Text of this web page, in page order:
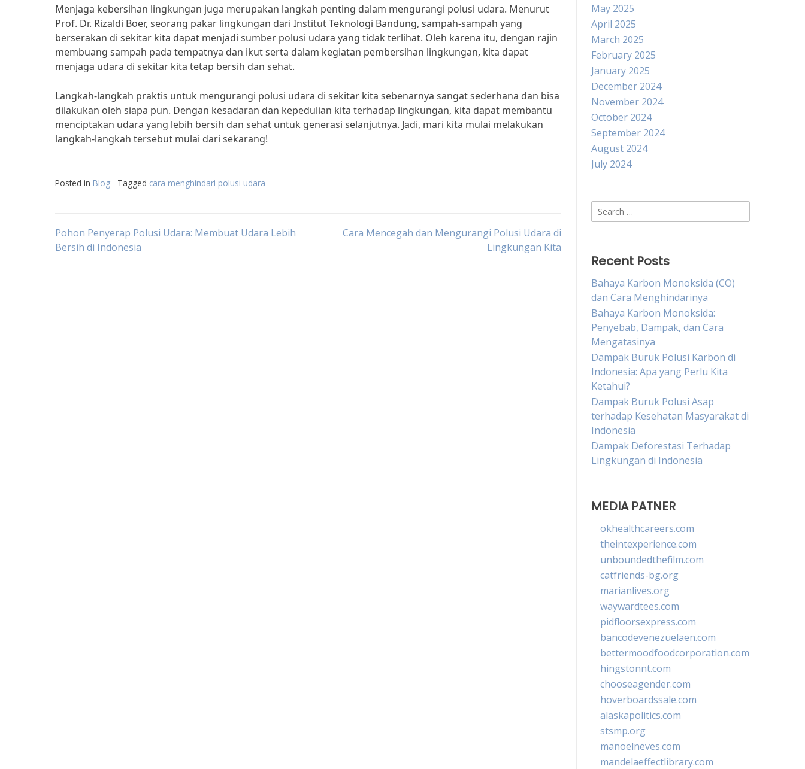
Menjaga kebersihan lingkungan juga merupakan langkah penting dalam mengurangi polusi udara. Menurut
Prof. Dr. Rizaldi Boer, seorang pakar lingkungan dari Institut Teknologi Bandung, sampah-sampah yang
berserakan di sekitar kita dapat menjadi sumber polusi udara yang tidak terlihat. Oleh karena itu, dengan rajin
membuang sampah pada tempatnya dan ikut serta dalam kegiatan pembersihan lingkungan, kita dapat
menjaga udara di sekitar kita tetap bersih dan sehat.
Langkah-langkah praktis untuk mengurangi polusi udara di sekitar kita sebenarnya sangat sederhana dan bisa
dilakukan oleh siapa pun. Dengan kesadaran dan kepedulian kita terhadap lingkungan, kita dapat membantu
menciptakan udara yang lebih bersih dan sehat untuk generasi selanjutnya. Jadi, mari kita mulai melakukan
langkah-langkah tersebut mulai dari sekarang!
Posted in Blog Tagged cara menghindari polusi udara
Post
Pohon Penyerap Polusi Udara: Membuat Udara Lebih
Bersih di Indonesia
Cara Mencegah dan Mengurangi Polusi Udara di
Lingkungan Kita
May 2025
April 2025
March 2025
February 2025
January 2025
December 2024
November 2024
October 2024
September 2024
August 2024
July 2024
Search
for:
Recent Posts
Bahaya Karbon Monoksida (CO)
dan Cara Menghindarinya
Bahaya Karbon Monoksida:
Penyebab, Dampak, dan Cara
Mengatasinya
Dampak Buruk Polusi Karbon di
Indonesia: Apa yang Perlu Kita
Ketahui?
Dampak Buruk Polusi Asap
terhadap Kesehatan Masyarakat di
Indonesia
Dampak Deforestasi Terhadap
Lingkungan di Indonesia
MEDIA PATNER
okhealthcareers.com
theintexperience.com
unboundedthefilm.com
catfriends-bg.org
marianlives.org
waywardtees.com
pidfloorsexpress.com
bancodevenezuelaen.com
bettermoodfoodcorporation.com
hingstonnt.com
chooseagender.com
hoverboardssale.com
alaskapolitics.com
stsmp.org
manoelneves.com
mandelaeffectlibrary.com